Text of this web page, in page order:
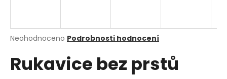
Průměrné
produktu
je
Neohodnoceno Podrobnosti hodnocení
Rukavice bez prstů
j
í
?